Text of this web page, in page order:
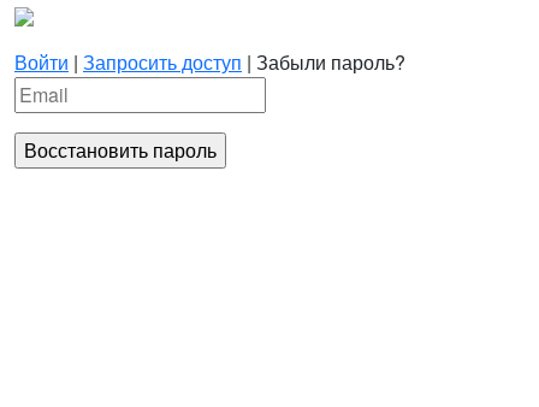
Войти | Запросить доступ | Забыли пароль?